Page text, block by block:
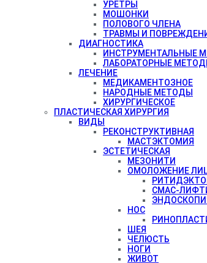
УРЕТРЫ
МОШОНКИ
ПОЛОВОГО ЧЛЕНА
ТРАВМЫ И
ДИАГНОСТИКА
ИНСТРУМЕНТАЛЬНЫЕ
ЛАБОРАТОРНЫЕ
ЛЕЧЕНИЕ
МЕДИКАМЕНТОЗНОЕ
НАРОДНЫЕ МЕТОДЫ
ХИРУРГИЧЕСКОЕ
ПЛАСТИЧЕСКАЯ ХИРУРГИЯ
ВИДЫ
РЕКОНСТРУКТИВНАЯ
МАСТЭКТОМИЯ
ЭСТЕТИЧЕСКАЯ
МЕЗОНИТИ
ОМОЛОЖЕНИЕ
СМАС-
НОС
ШЕЯ
ЧЕЛЮСТЬ
НОГИ
ЖИВОТ